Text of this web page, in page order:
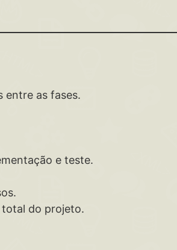
entre as fases.
e teste.
total do projeto.